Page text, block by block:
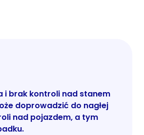
i brak kontroli nad stanem
doprowadzić do nagłej
nad pojazdem, a tym